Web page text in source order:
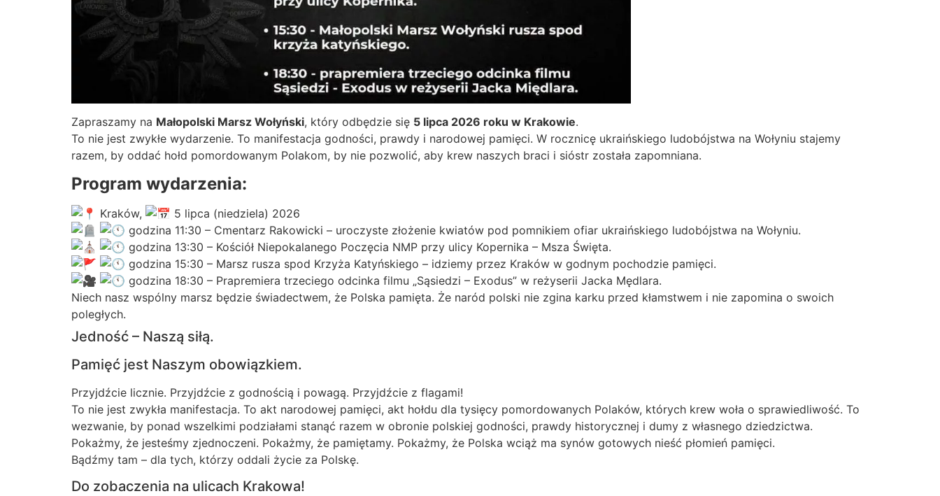
Zapraszamy na Małopolski Marsz Wołyński, który odbędzie się 5 lipca 2026 roku w Krakowie.
To nie jest zwykłe wydarzenie. To manifestacja godności, prawdy i narodowej pamięci. W rocznicę ukraińskiego ludobójstwa na Wołyniu stajemy
razem, by oddać hołd pomordowanym Polakom, by nie pozwolić, aby krew naszych braci i sióstr została zapomniana.
Program wydarzenia:
Kraków,
5 lipca (niedziela) 2026
godzina 11:30 – Cmentarz Rakowicki – uroczyste złożenie kwiatów pod pomnikiem ofiar ukraińskiego ludobójstwa na Wołyniu.
godzina 13:30 – Kościół Niepokalanego Poczęcia NMP przy ulicy Kopernika – Msza Święta.
godzina 15:30 – Marsz rusza spod Krzyża Katyńskiego – idziemy przez Kraków w godnym pochodzie pamięci.
godzina 18:30 – Prapremiera trzeciego odcinka filmu „Sąsiedzi – Exodus” w reżyserii Jacka Mędlara.
Niech nasz wspólny marsz będzie świadectwem, że Polska pamięta. Że naród polski nie zgina karku przed kłamstwem i nie zapomina o swoich
poległych.
Jedność – Naszą siłą.
Pamięć jest Naszym obowiązkiem.
Przyjdźcie licznie. Przyjdźcie z godnością i powagą. Przyjdźcie z flagami!
To nie jest zwykła manifestacja. To akt narodowej pamięci, akt hołdu dla tysięcy pomordowanych Polaków, których krew woła o sprawiedliwość. To
wezwanie, by ponad wszelkimi podziałami stanąć razem w obronie polskiej godności, prawdy historycznej i dumy z własnego dziedzictwa.
Pokażmy, że jesteśmy zjednoczeni. Pokażmy, że pamiętamy. Pokażmy, że Polska wciąż ma synów gotowych nieść płomień pamięci.
Bądźmy tam – dla tych, którzy oddali życie za Polskę.
Do zobaczenia na ulicach Krakowa!